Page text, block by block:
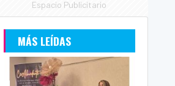
Espacio Publicitario
MÁS LEÍDAS